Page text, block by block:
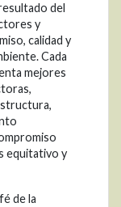
del
y
calidad y
Cada
mejores
equitativo y
de la